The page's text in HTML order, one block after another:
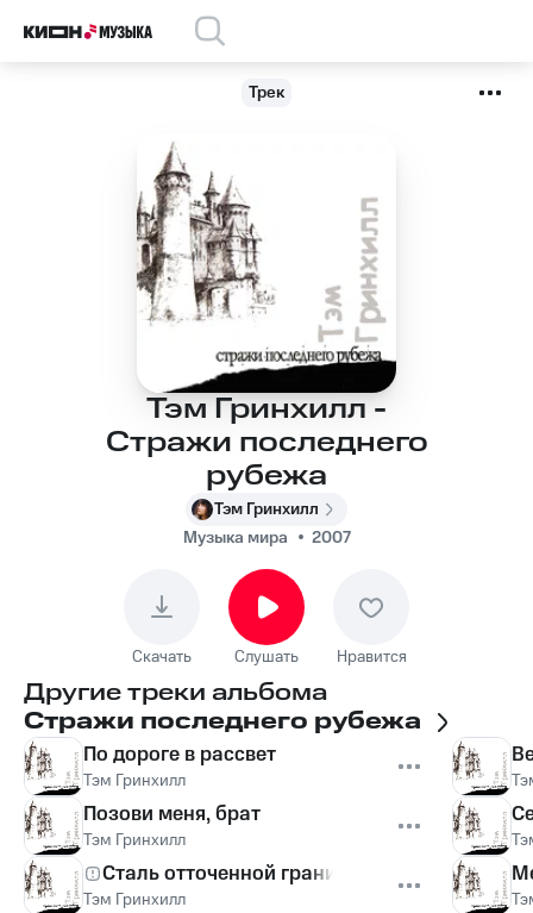
Трек
Тэм Гринхилл -
Стражи последнего
рубежа
Тэм Гринхилл
Музыка мира
2007
Скачать Слушать Нравится
Другие треки альбома
Стражи последнего рубежа
По дороге в рассвет
Тэм Гринхилл
Позови меня, брат
Тэм Гринхилл
Сталь отточенной грани
Тэм Гринхилл